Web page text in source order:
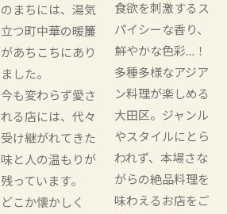
のまちには、湯気
立つ町中華の暖簾
があちこちにあり
ました。
今も変わらず愛さ
れる店には、代々
受け継がれてきた
味と人の温もりが
残っています。
どこか懐かしく
食欲を刺激するス
パイシーな香り、
鮮やかな色彩…！
多種多様なアジア
ン料理が楽しめる
大田区。ジャンル
やスタイルにとら
われず、本場さな
がらの絶品料理を
味わえるお店をご